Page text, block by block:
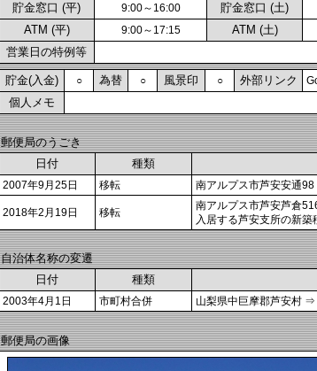
貯金窓口 (平) 9:00～16:00 貯金窓口 (土)
ATM (平) 9:00～17:15 ATM (土)
営業日の特例等
貯金(入金) ○ 為替 ○ 風景印 ○ 外部リンク
個人メモ
郵便局のうごき
日付
種類
2007年9月25日 移転 南アルプス市芦安安通
2018年2月19日 移転
南アルプス市芦安芦倉
入居する芦安支所の新築
自治体名称の変遷
日付
種類
2003年4月1日 市町村合併 山梨県中巨摩郡芦安村
郵便局の画像